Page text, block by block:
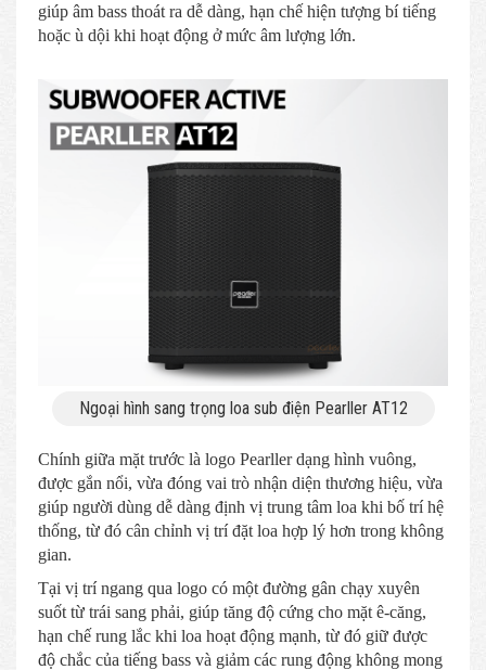
giúp âm bass thoát ra dễ dàng, hạn chế hiện tượng bí tiếng
hoặc ù dội khi hoạt động ở mức âm lượng lớn.
Ngoại hình sang trọng loa sub điện Pearller AT12
Chính giữa mặt trước là logo Pearller dạng hình vuông,
được gắn nổi, vừa đóng vai trò nhận diện thương hiệu, vừa
giúp người dùng dễ dàng định vị trung tâm loa khi bố trí hệ
thống, từ đó cân chỉnh vị trí đặt loa hợp lý hơn trong không
gian.
Tại vị trí ngang qua logo có một đường gân chạy xuyên
suốt từ trái sang phải, giúp tăng độ cứng cho mặt ê-căng,
hạn chế rung lắc khi loa hoạt động mạnh, từ đó giữ được
độ chắc của tiếng bass và giảm các rung động không mong